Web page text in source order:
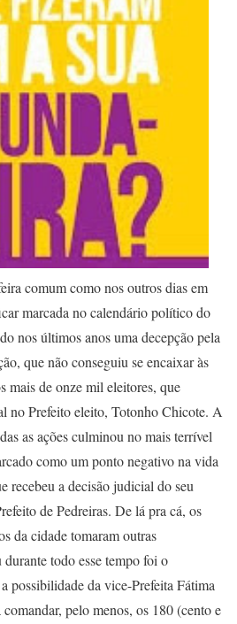
comum como nos outros dias em
marcada no calendário político do
nos últimos anos uma decepção pela
que não conseguiu se encaixar às
mais de onze mil eleitores, que
no Prefeito eleito, Totonho Chicote. A
as ações culminou no mais terrível
como um ponto negativo na vida
recebeu a decisão judicial do seu
de Pedreiras. De lá pra cá, os
da cidade tomaram outras
todo esse tempo foi o
possibilidade da vice-Prefeita Fátima
pelo menos, os 180 (cento e